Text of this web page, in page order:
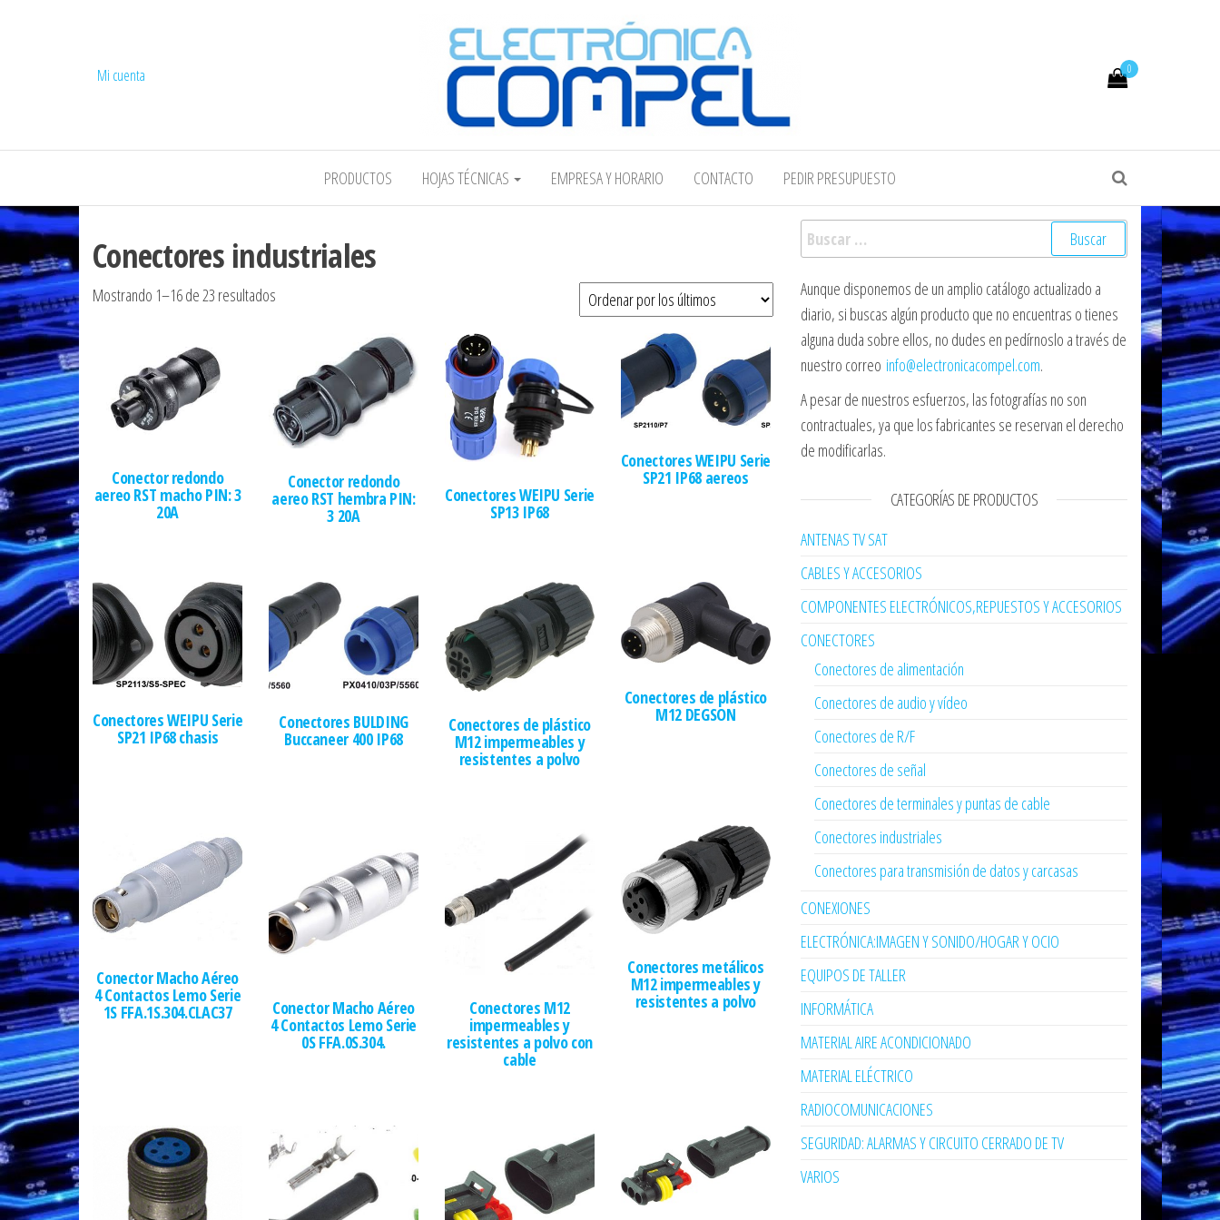
COMPEL Electrónica COMPEL
0
Mi cuenta
PRODUCTOS HOJAS TÉCNICAS EMPRESA Y HORARIO CONTACTO PEDIR PRESUPUESTO
Conectores industriales
Mostrando 1–16 de 23 resultados
Conector redondo
aereo RST macho PIN: 3
20A
Conector redondo
aereo RST hembra PIN:
3 20A
Conectores WEIPU Serie
SP13 IP68
Conectores WEIPU Serie
SP21 IP68 aereos
Conectores WEIPU Serie
SP21 IP68 chasis
Conectores BULDING
Buccaneer 400 IP68
Conectores de plástico
M12 impermeables y
resistentes a polvo
Conectores de plástico
M12 DEGSON
Conector Macho Aéreo
4 Contactos Lemo Serie
1S FFA.1S.304.CLAC37 Conector Macho Aéreo
4 Contactos Lemo Serie
0S FFA.0S.304.
Conectores M12
impermeables y
resistentes a polvo con
cable
Conectores metálicos
M12 impermeables y
resistentes a polvo
Buscar:
Aunque disponemos de un amplio catálogo actualizado a
diario, si buscas algún producto que no encuentras o tienes
alguna duda sobre ellos, no dudes en pedírnoslo a través de
nuestro correo info@electronicacompel.com.
A pesar de nuestros esfuerzos, las fotografías no son
contractuales, ya que los fabricantes se reservan el derecho
de modificarlas.
CATEGORÍAS DE PRODUCTOS
ANTENAS TV SAT
CABLES Y ACCESORIOS
COMPONENTES ELECTRÓNICOS,REPUESTOS Y ACCESORIOS
CONECTORES
Conectores de alimentación
Conectores de audio y vídeo
Conectores de R/F
Conectores de señal
Conectores de terminales y puntas de cable
Conectores industriales
Conectores para transmisión de datos y carcasas
CONEXIONES
ELECTRÓNICA:IMAGEN Y SONIDO/HOGAR Y OCIO
EQUIPOS DE TALLER
INFORMÁTICA
MATERIAL AIRE ACONDICIONADO
MATERIAL ELÉCTRICO
RADIOCOMUNICACIONES
SEGURIDAD: ALARMAS Y CIRCUITO CERRADO DE TV
VARIOS